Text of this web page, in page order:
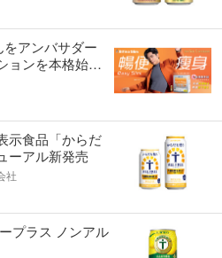
アンバサダー
ョンを本格始動
ーナ® Slim』
示食品「からだ
ーアル新発売
社
プラス ノンアル